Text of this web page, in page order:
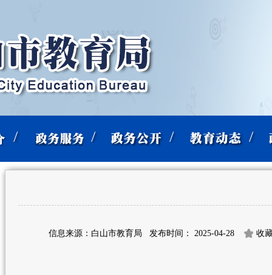
信息来源：白山市教育局 发布时间： 2025-04-28 收